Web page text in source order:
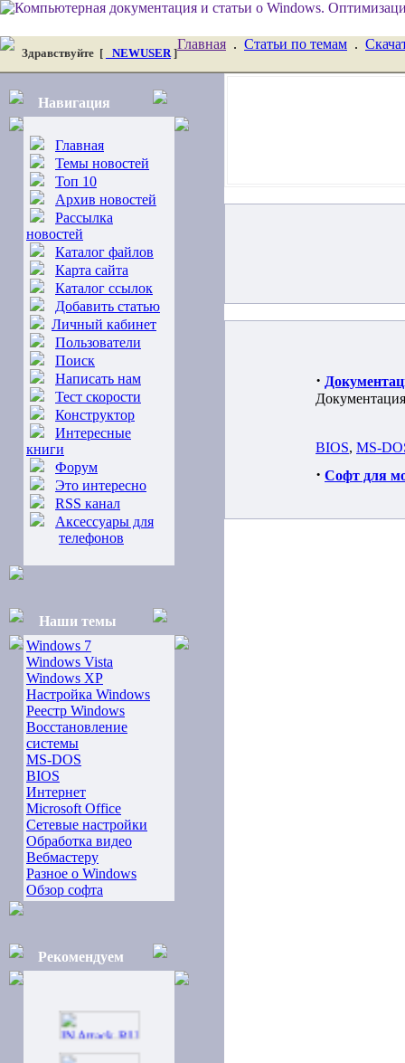
Здравствуйте [ _NEWUSER]
Главная . Статьи по темам .
Навигация
Главная
Темы новостей
Топ 10
Архив новостей
Рассылка
новостей
Каталог файлов
Карта сайта
Каталог ссылок
Добавить статью
Личный кабинет
Пользователи
Поиск
Написать нам
Тест скорости
Конструктор
Интересные
книги
Форум
Это интересно
RSS канал
Аксессуары для
телефонов
Наши темы
Windows 7
Windows Vista
Windows XP
Настройка Windows
Реестр Windows
Восстановление
системы
MS-DOS
BIOS
Интернет
Microsoft Office
Сетевые настройки
Обработка видео
Вебмастеру
Разное о Windows
Обзор софта
Рекомендуем
·
BIOS, MS-
· Софт для